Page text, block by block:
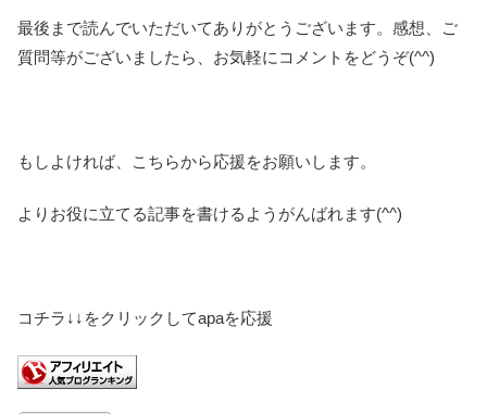
最後まで読んでいただいてありがとうございます。感想、ご
質問等がございましたら、お気軽にコメントをどうぞ(^^)
もしよければ、こちらから応援をお願いします。
よりお役に立てる記事を書けるようがんばれます(^^)
コチラ↓↓をクリックしてapaを応援